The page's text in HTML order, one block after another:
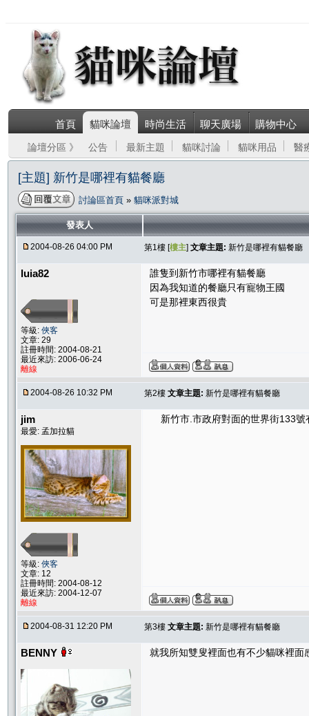
首頁 貓咪論壇 時尚生活 聊天廣場 購物中心
論壇分區 》 公告 最新主題 貓咪討論 貓咪用品 醫
[主題] 新竹是哪裡有貓餐廳
討論區首頁 » 貓咪派對城
發表人
2004-08-26 04:00 PM 第1樓 [樓主] 文章主題: 新竹是哪裡有貓餐廳
luia82
等級: 俠客
文章: 29
註冊時間: 2004-08-21
最近來訪: 2006-06-24
離線
誰隻到新竹市哪裡有貓餐廳
因為我知道的餐廳只有寵物王國
可是那裡東西很貴
2004-08-26 10:32 PM 第2樓 文章主題: 新竹是哪裡有貓餐廳
jim
最愛: 孟加拉貓
等級: 俠客
文章: 12
註冊時間: 2004-08-12
最近來訪: 2004-12-07
離線
新竹市.市政府對面的世界街133號
2004-08-31 12:20 PM 第3樓 文章主題: 新竹是哪裡有貓餐廳
BENNY 就我所知雙叟裡面也有不少貓咪裡面